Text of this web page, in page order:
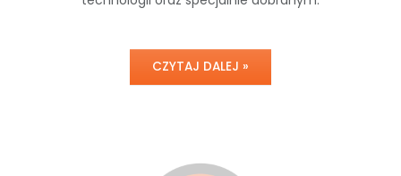
CZYTAJ DALEJ »